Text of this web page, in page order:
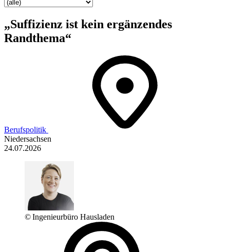
„Suffizienz ist kein ergänzendes
Randthema“
Berufspolitik
Niedersachsen
24.07.2026
© Ingenieurbüro Hausladen